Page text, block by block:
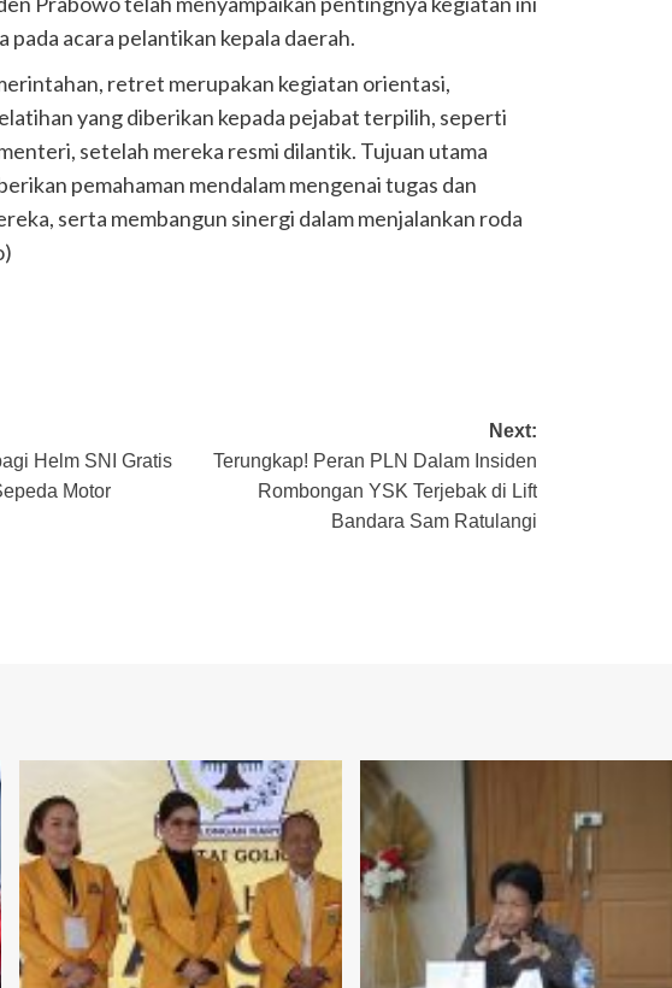
pada acara pelantikan kepala daerah.
retret merupakan kegiatan orientasi,
yang diberikan kepada pejabat terpilih, seperti
setelah mereka resmi dilantik. Tujuan utama
pemahaman mendalam mengenai tugas dan
serta membangun sinergi dalam menjalankan roda
Helm SNI Gratis
Motor
Next:
Terungkap! Peran PLN Dalam Insiden
Rombongan YSK Terjebak di Lift
Bandara Sam Ratulangi